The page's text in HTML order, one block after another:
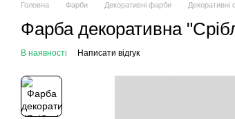
Головна Фарби Декоративні фарби
Фарба декоративна
В наявності Написати відгук